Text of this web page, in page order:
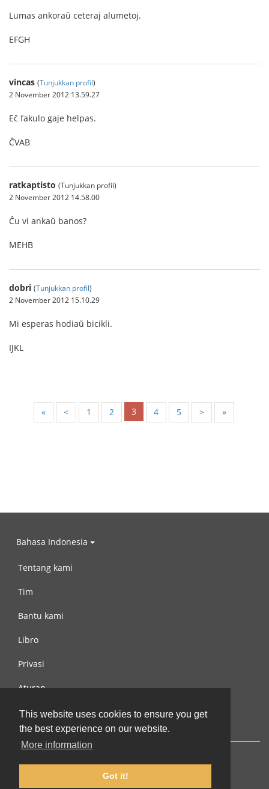
This website uses cookies to ensure you get
the best experience on our website.
More information
Got it!
Lumas ankoraŭ ceteraj alumetoj.
EFGH
vincas (Tunjukkan profil)
2 November 2012 13.59.27
Eĉ fakulo gaje helpas.
ĈVAB
ratkaptisto (Tunjukkan profil)
2 November 2012 14.58.00
Ĉu vi ankaŭ banos?
MEHB
dobri (Tunjukkan profil)
2 November 2012 15.10.29
Mi esperas hodiaŭ bicikli.
IJKL
« < 1 2 3 4 5 > »
Bahasa Indonesia
Tentang kami
Tim
Bantu kami
Libro
Privasi
Aturan
Hubungi kami